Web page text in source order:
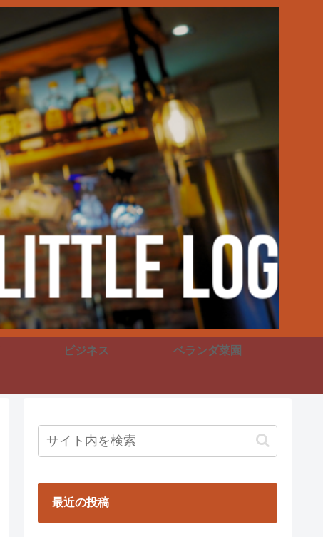
ビジネス ベランダ菜園
最近の投稿